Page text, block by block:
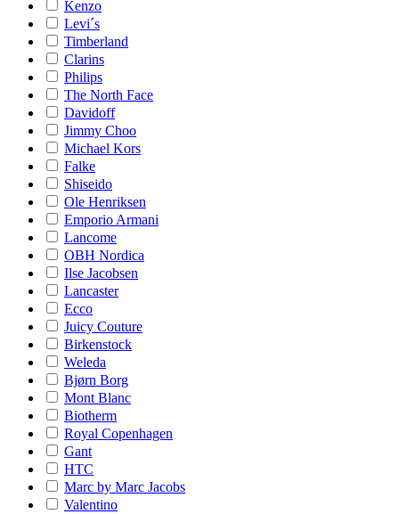
Kenzo
Levi´s
Timberland
Clarins
Philips
The North Face
Davidoff
Jimmy Choo
Michael Kors
Falke
Shiseido
Ole Henriksen
Emporio Armani
Lancome
OBH Nordica
Ilse Jacobsen
Lancaster
Ecco
Juicy Couture
Birkenstock
Weleda
Bjørn Borg
Mont Blanc
Biotherm
Royal Copenhagen
Gant
HTC
Marc by Marc Jacobs
Valentino